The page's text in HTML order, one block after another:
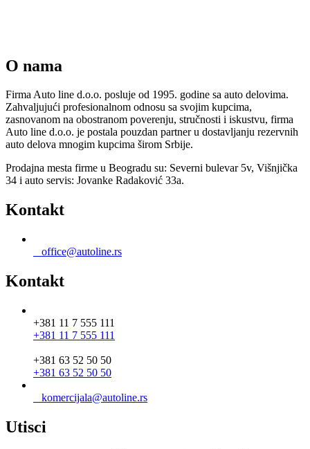
O nama
Firma Auto line d.o.o. posluje od 1995. godine sa auto delovima.
Zahvaljujući profesionalnom odnosu sa svojim kupcima,
zasnovanom na obostranom poverenju, stručnosti i iskustvu, firma
Auto line d.o.o. je postala pouzdan partner u dostavljanju rezervnih
auto delova mnogim kupcima širom Srbije.
Prodajna mesta firme u Beogradu su: Severni bulevar 5v, Višnjička
34 i auto servis: Jovanke Radaković 33a.
Kontakt
office@autoline.rs
Kontakt
+381 11 7 555 111
+381 11 7 555 111
+381 63 52 50 50
+381 63 52 50 50
komercijala@autoline.rs
Utisci